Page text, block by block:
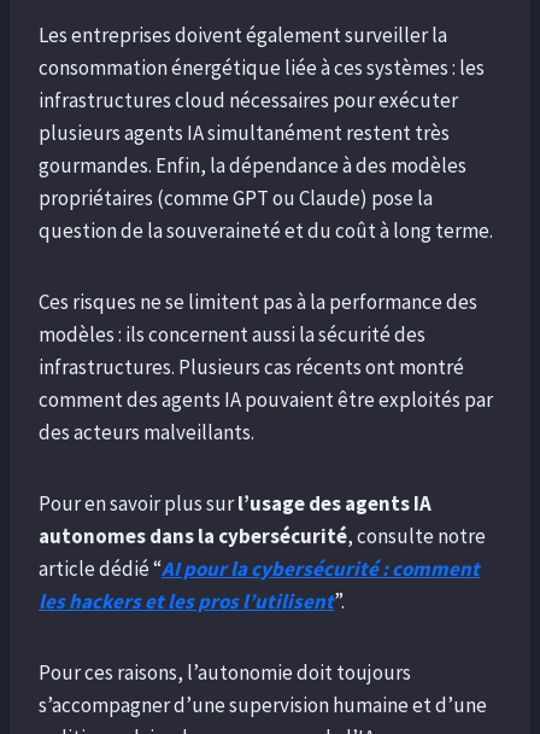
Les entreprises doivent également surveiller la
consommation énergétique liée à ces systèmes : les
infrastructures cloud nécessaires pour exécuter
plusieurs agents IA simultanément restent très
gourmandes. Enfin, la dépendance à des modèles
propriétaires (comme GPT ou Claude) pose la
question de la souveraineté et du coût à long terme.
Ces risques ne se limitent pas à la performance des
modèles : ils concernent aussi la sécurité des
infrastructures. Plusieurs cas récents ont montré
comment des agents IA pouvaient être exploités par
des acteurs malveillants.
Pour en savoir plus surl’usage des agents IA
autonomes dans la cybersécurité, consulte notre
article dédié “AI pour la cybersécurité : comment
les hackers et les pros l’utilisent”.
Pour ces raisons, l’autonomie doit toujours
s’accompagner d’une supervision humaine et d’une